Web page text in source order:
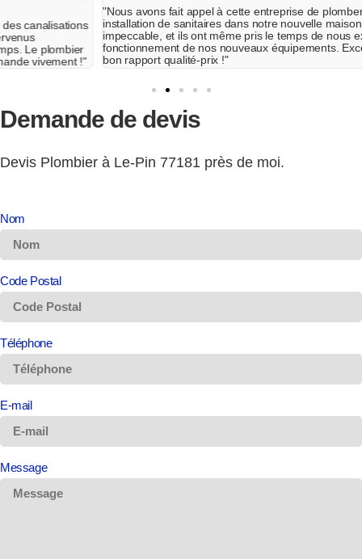
"Nous avons fait appel à cette entreprise de plomberie pour une
installation de sanitaires dans notre nouvelle maison. Leur travail est
impeccable, et ils ont même pris le temps de nous expliquer le
fonctionnement de nos nouveaux équipements. Excellent service et très
bon rapport qualité-prix !"
Demande de devis
Devis Plombier à Le-Pin 77181 près de moi.
Nom
Code Postal
Téléphone
E-mail
Message